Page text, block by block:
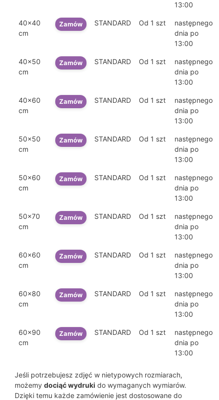
13:00
40x40
cm
Zamów STANDARD Od 1 szt
następnego
dnia po
13:00
40x50
cm
Zamów STANDARD Od 1 szt
następnego
dnia po
13:00
40x60
cm
Zamów STANDARD Od 1 szt
następnego
dnia po
13:00
50x50
cm
Zamów STANDARD Od 1 szt
następnego
dnia po
13:00
50x60
cm
Zamów STANDARD Od 1 szt
następnego
dnia po
13:00
50x70
cm
Zamów STANDARD Od 1 szt
następnego
dnia po
13:00
60x60
cm
Zamów STANDARD Od 1 szt
następnego
dnia po
13:00
60x80
cm
Zamów STANDARD Od 1 szt
następnego
dnia po
13:00
60x90
cm
Zamów STANDARD Od 1 szt
następnego
dnia po
13:00
Jeśli potrzebujesz zdjęć w nietypowych rozmiarach,
możemy dociąć wydruki do wymaganych wymiarów.
Dzięki temu każde zamówienie jest dostosowane do